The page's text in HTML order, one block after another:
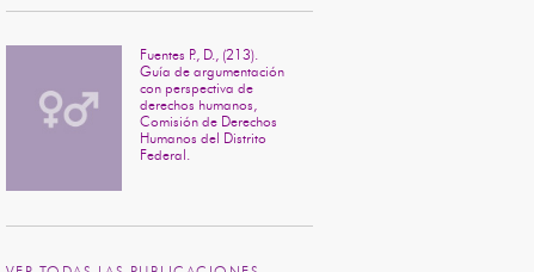
Fuentes P., D., (213).
Guía de argumentación
con perspectiva de
derechos humanos,
Comisión de Derechos
Humanos del Distrito
Federal.